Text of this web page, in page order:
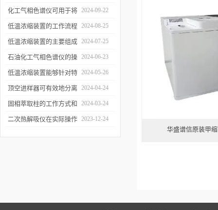
材料、新产品的研发中的
应用
化工气相色谱仪可用于将
样品引入色谱柱并推动分
离过程
2024-09-22
低温浓缩装置的工作流程
及使用注意事项
2024-08-25
低温浓缩装置的主要组成
部分及具体工作流程分析
2024-07-25
石油化工气相色谱仪的操
作要点详细分析
2024-06-23
低温浓缩装置能够针对特
定的目标组分进行有效浓
缩
2024-05-26
顶空进样器可有效地分离
和富集样品中的挥发性成
分
2024-04-24
固相萃取柱的工作方式和
应用场景
2024-03-24
二次热解吸仪在实际操作 2023-12-24
华盛谱信原装甲